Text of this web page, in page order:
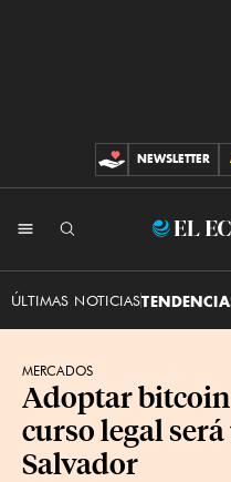
CONTRIBUCIONES
NEWSLETTER
ÚLTIMAS NOTICIAS
MERCADOS
Adoptar
curso legal
Salvador